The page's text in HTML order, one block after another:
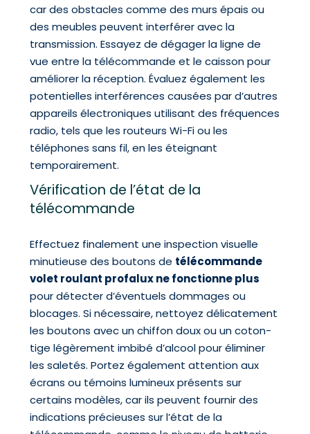
car des obstacles comme des murs épais ou
des meubles peuvent interférer avec la
transmission. Essayez de dégager la ligne de
vue entre la télécommande et le caisson pour
améliorer la réception. Évaluez également les
potentielles interférences causées par d’autres
appareils électroniques utilisant des fréquences
radio, tels que les routeurs Wi-Fi ou les
téléphones sans fil, en les éteignant
temporairement.
Vérification de l’état de la
télécommande
Effectuez finalement une inspection visuelle
minutieuse des boutons de télécommande
volet roulant profalux ne fonctionne plus
pour détecter d’éventuels dommages ou
blocages. Si nécessaire, nettoyez délicatement
les boutons avec un chiffon doux ou un coton-
tige légèrement imbibé d’alcool pour éliminer
les saletés. Portez également attention aux
écrans ou témoins lumineux présents sur
certains modèles, car ils peuvent fournir des
indications précieuses sur l’état de la